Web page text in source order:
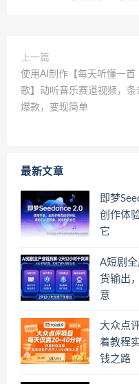
上一篇
使用AI制作【每天听懂一首
歌】动听音乐赛道视频，条
爆款，变现简单
最新文章
即梦
创作体
它
A短剧
货输出
意
大众点
着教程
钱之路